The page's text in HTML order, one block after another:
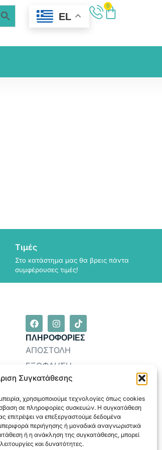
Συγκατάθεσης
χρησιμοποιούμε τεχνολογίες όπως cookies
σε πληροφορίες συσκευών. Η συγκατάθεση
επιτρέψει να επεξεργαστούμε δεδομένα
περιήγησης ή μοναδικά αναγνωριστικά
ή η ανάκληση της συγκατάθεσης, μπορεί
και δυνατότητες.
EL
0
Τιμές
Στο κατάστημα μας θα βρεις πάντα
συμφέρουσες τιμές!
ΠΛΗΡΟΦΟΡΙΕΣ
ΑΠΟΣΤΟΛΗ
ΕΞΟΦΛΗΣΗ